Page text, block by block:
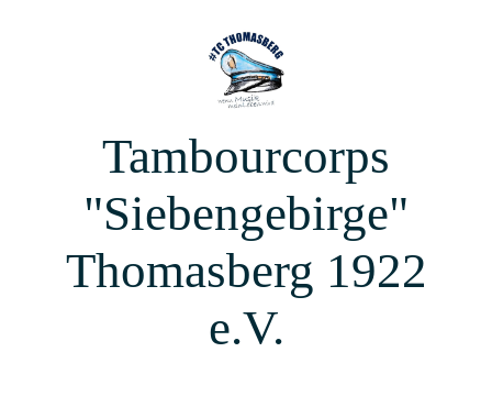
Tambourcorps
"Siebengebirge"
Thomasberg 1922
e.V.